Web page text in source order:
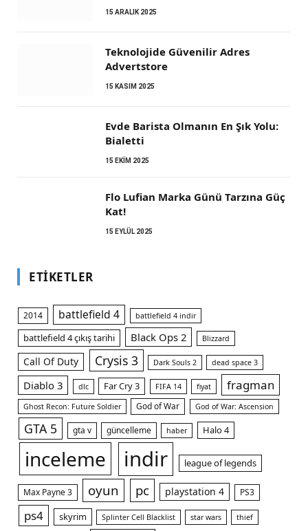
15 ARALIK 2025
Teknolojide Güvenilir Adres
Advertstore
15 KASIM 2025
Evde Barista Olmanın En Şık Yolu:
Bialetti
15 EKIM 2025
Flo Lufian Marka Günü Tarzına Güç
Kat!
15 EYLÜL 2025
ETIKETLER
2014 battlefield 4 battlefield 4 indir
battlefield 4 çıkış tarihi Black Ops 2 Blizzard
Call Of Duty Crysis 3 Dark Souls 2 dead space 3
Diablo 3 dlc Far Cry 3 FIFA 14 fiyat fragman
Ghost Recon: Future Soldier God of War God of War: Ascension
GTA 5 gta v güncelleme haber Halo 4
inceleme indir league of legends
Max Payne 3 oyun pc playstation 4 PS3
ps4 skyrim Splinter Cell Blacklist star wars thief